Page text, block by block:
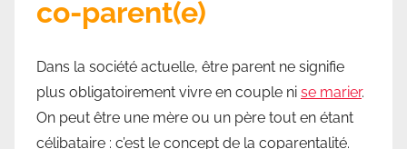
co-parent(e)
Dans la société actuelle, être parent ne signifie
plus obligatoirement vivre en couple ni se marier.
On peut être une mère ou un père tout en étant
célibataire : c’est le concept de la coparentalité.